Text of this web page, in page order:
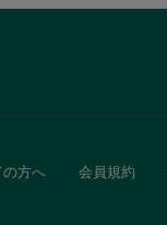
の方へ 会員規約